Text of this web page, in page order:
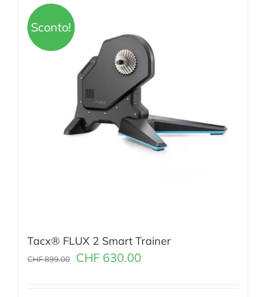
Sconto!
Tacx® FLUX 2 Smart Trainer
CHF899.00 CHF 630.00